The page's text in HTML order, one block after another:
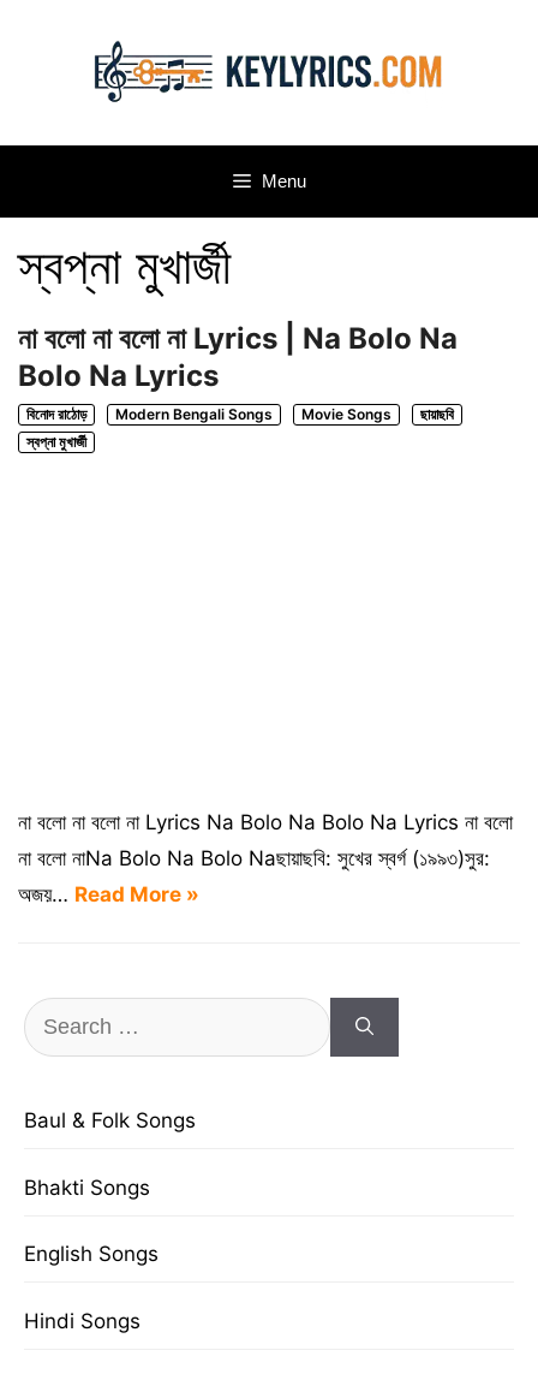
Menu
স্বপ্না মুখার্জী
না বলো না বলো না Lyrics | Na Bolo Na
Bolo Na Lyrics
বিনোদ রাঠোড় Modern Bengali Songs Movie Songs
ছায়াছবি
স্বপ্না মুখার্জী
না বলো না বলো না Lyrics Na Bolo Na Bolo Na Lyrics না বলো
না বলো নাNa Bolo Na Bolo Naছায়াছবি: সুখের স্বর্গ (১৯৯৩)সুর:
অজয়… Read More »
Search
for:
Baul & Folk Songs
Bhakti Songs
English Songs
Hindi Songs